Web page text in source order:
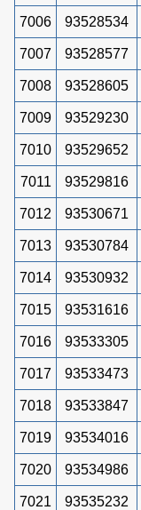
7006 93528534
7007 93528577
7008 93528605
7009 93529230
7010 93529652
7011 93529816
7012 93530671
7013 93530784
7014 93530932
7015 93531616
7016 93533305
7017 93533473
7018 93533847
7019 93534016
7020 93534986
7021 93535232